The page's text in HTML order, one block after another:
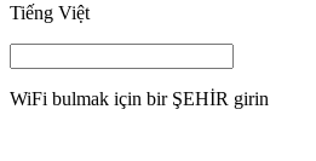
Tiếng Việt
WiFi bulmak için bir ŞEHİR girin